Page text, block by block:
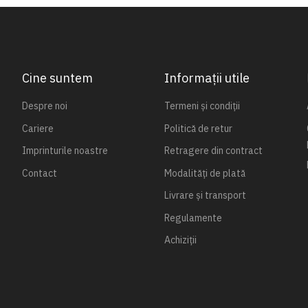
Cine suntem
Despre noi
Cariere
Imprinturile noastre
Contact
Informații utile
Termeni și condiții
Politică de retur
Retragere din contract
Modalități de plată
Livrare și transport
Regulamente
Achiziții